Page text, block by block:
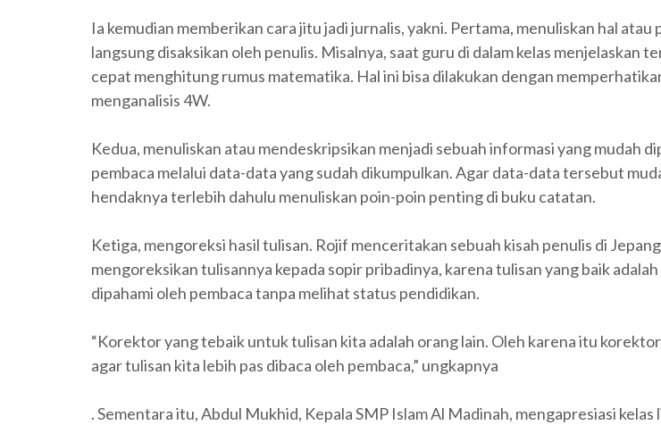
Ia kemudian memberikan cara jitu jadi jurnalis, yakni. Pertama, menuliskan hal atau
langsung disaksikan oleh penulis. Misalnya, saat guru di dalam kelas menjelaskan
cepat menghitung rumus matematika. Hal ini bisa dilakukan dengan
menganalisis 4W.
Kedua, menuliskan atau mendeskripsikan menjadi sebuah informasi yang mudah
pembaca melalui data-data yang sudah dikumpulkan. Agar data-data tersebut
hendaknya terlebih dahulu menuliskan poin-poin penting di buku catatan.
Ketiga, mengoreksi hasil tulisan. Rojif menceritakan sebuah kisah penulis di
mengoreksikan tulisannya kepada sopir pribadinya, karena tulisan yang baik adalah
dipahami oleh pembaca tanpa melihat status pendidikan.
“Korektor yang tebaik untuk tulisan kita adalah orang lain. Oleh karena itu
agar tulisan kita lebih pas dibaca oleh pembaca,” ungkapnya
. Sementara itu, Abdul Mukhid, Kepala SMP Islam Al Madinah, mengapresiasi kelas